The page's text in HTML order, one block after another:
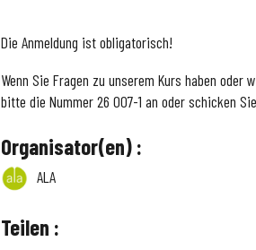
Die Anmeldung ist obligatorisch!
Wenn Sie Fragen zu unserem Kurs haben oder
bitte die Nummer 26 007-1 an oder schicken
Organisator(en) :
ALA
Teilen :